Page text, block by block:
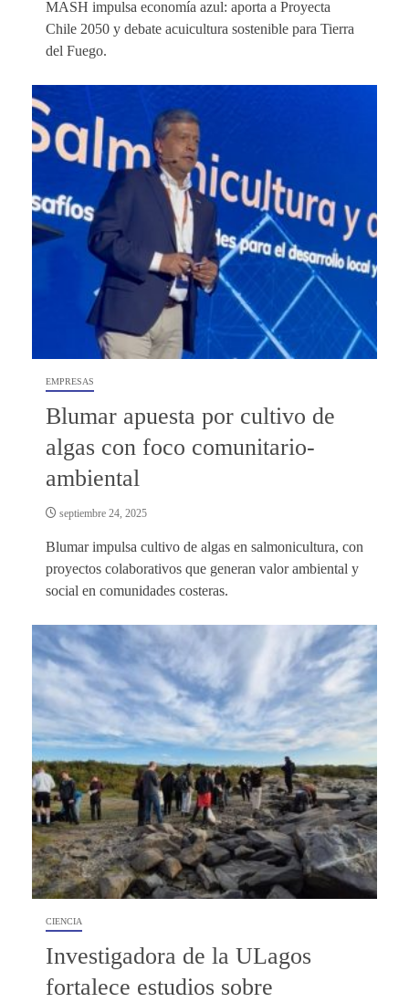
MASH impulsa economía azul: aporta a Proyecta
Chile 2050 y debate acuicultura sostenible para Tierra
del Fuego.
EMPRESAS
Blumar apuesta por cultivo de
algas con foco comunitario-
ambiental
septiembre 24, 2025
Blumar impulsa cultivo de algas en salmonicultura, con
proyectos colaborativos que generan valor ambiental y
social en comunidades costeras.
CIENCIA
Investigadora de la ULagos
fortalece estudios sobre